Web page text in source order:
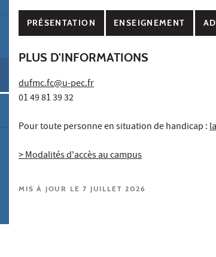
PRÉSENTATION ENSEIGNEMENT
PLUS D'INFORMATIONS
dufmc.fc@u-pec.fr
01 49 81 39 32
Pour toute personne en situation de handicap :
> Modalités d'accès au campus
MIS À JOUR LE 7 JUILLET 2026